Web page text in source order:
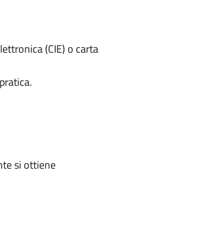
(CIE) o carta
si ottiene